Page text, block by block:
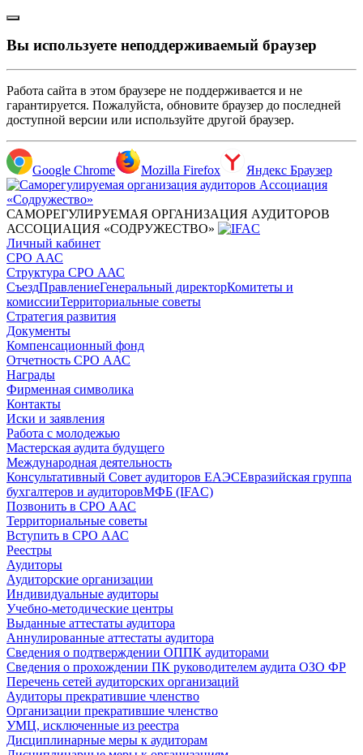
Вы используете неподдерживаемый браузер
Работа сайта в этом браузере не поддерживается и не
гарантируется. Пожалуйста, обновите браузер до последней
доступной версии или используйте другой браузер.
Google Chrome Mozilla Firefox Яндекс Браузер
САМОРЕГУЛИРУЕМАЯ ОРГАНИЗАЦИЯ АУДИТОРОВ
АССОЦИАЦИЯ «СОДРУЖЕСТВО»
Личный кабинет
СРО ААС
Структура СРО ААС
СъездПравлениеГенеральный директорКомитеты и
комиссииТерриториальные советы
Стратегия развития
Документы
Компенсационный фонд
Отчетность СРО ААС
Награды
Фирменная символика
Контакты
Иски и заявления
Работа с молодежью
Мастерская аудита будущего
Международная деятельность
Консультативный Совет аудиторов ЕАЭСЕвразийская группа
бухгалтеров и аудиторовМФБ (IFAC)
Позвонить в СРО ААС
Территориальные советы
Вступить в СРО ААС
Реестры
Аудиторы
Аудиторские организации
Индивидуальные аудиторы
Учебно-методические центры
Выданные аттестаты аудитора
Аннулированные аттестаты аудитора
Сведения о подтверждении ОППК аудиторами
Сведения о прохождении ПК руководителем аудита ОЗО ФР
Перечень сетей аудиторских организаций
Аудиторы прекратившие членство
Организации прекратившие членство
УМЦ, исключенные из реестра
Дисциплинарные меры к аудиторам